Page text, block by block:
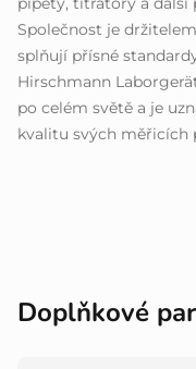
Společnost je
splňují přísné
Hirschmann
po celém světě a je
kvalitu svých měřicích
Doplňkové